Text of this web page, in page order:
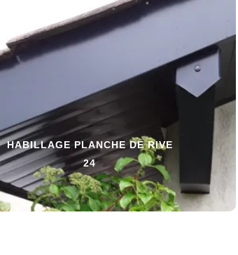
HABILLAGE PLANCHE DE RIVE
24